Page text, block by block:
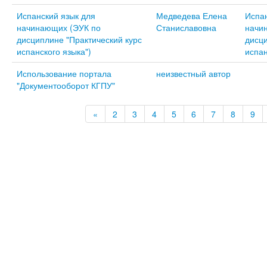
Испанский язык для
начинающих (ЭУК по
дисциплине "Практический курс
испанского языка")
Медведева Елена
Станиславовна
Использование портала
"Документооборот КГПУ"
неизвестный автор
« 2 3 4 5 6 7 8 9